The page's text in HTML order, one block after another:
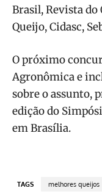
Brasil, Revista do
Queijo, Cidasc,
O próximo
Agronômica e
sobre o assunto,
edição do
em Brasília.
TAGS melhores queijos